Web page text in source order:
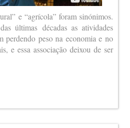
e “agrícola” foram sinónimos.
últimas décadas as atividades
perdendo peso na economia e no
e essa associação deixou de ser